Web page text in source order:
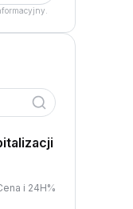
i 24H%